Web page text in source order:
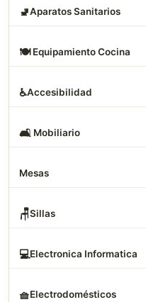
🚽Aparatos Sanitarios
🍽️ Equipamiento Cocina
♿Accesibilidad
🛋 ️ Mobiliario
Mesas
🪑Sillas
💻Electronica Informatica
🧺Electrodomésticos